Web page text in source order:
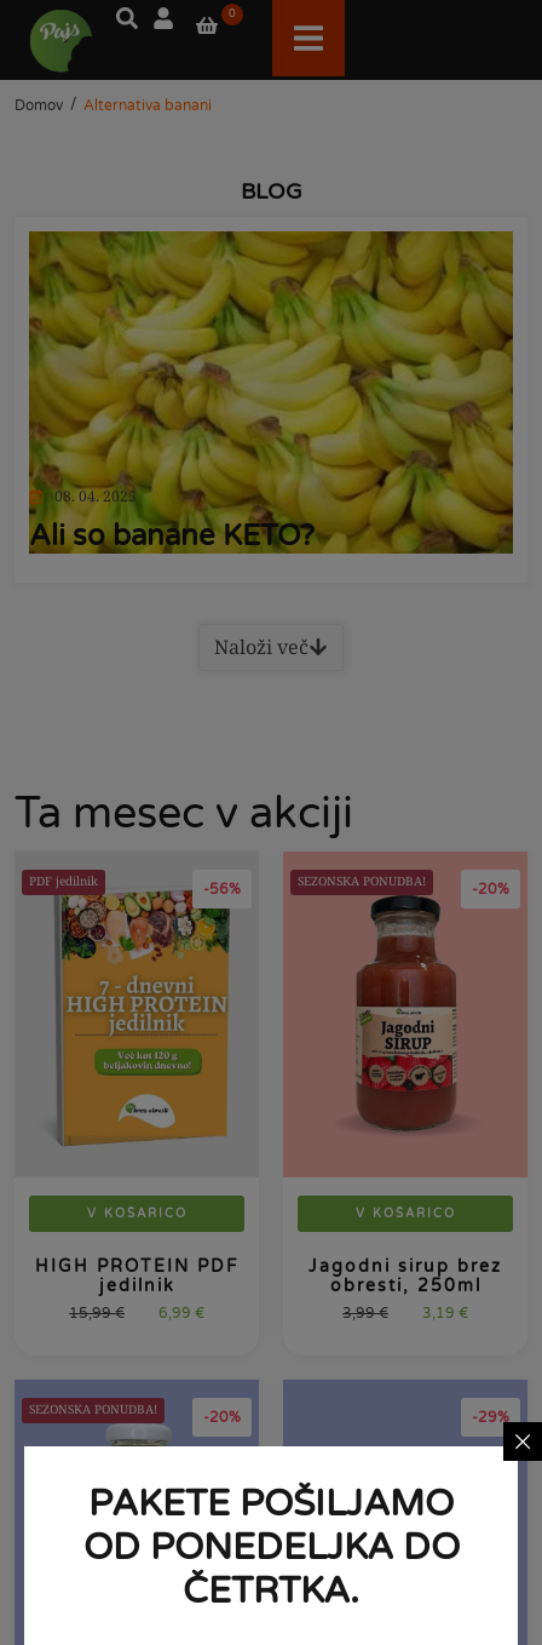
0
Domov / Alternativa banani
BLOG
08. 04. 2025
Ali so banane KETO?
Naloži več
Ta mesec v akciji
-56%
PDF jedilnik
V KOŠARICO
HIGH PROTEIN PDF
jedilnik
15,99€ 6,99 €
-20%
SEZONSKA PONUDBA!
V KOŠARICO
Jagodni sirup brez
obresti, 250ml
3,99€ 3,19 €
-20%
SEZONSKA PONUDBA! -29%
PAKETE POŠILJAMO
OD PONEDELJKA DO
ČETRTKA.